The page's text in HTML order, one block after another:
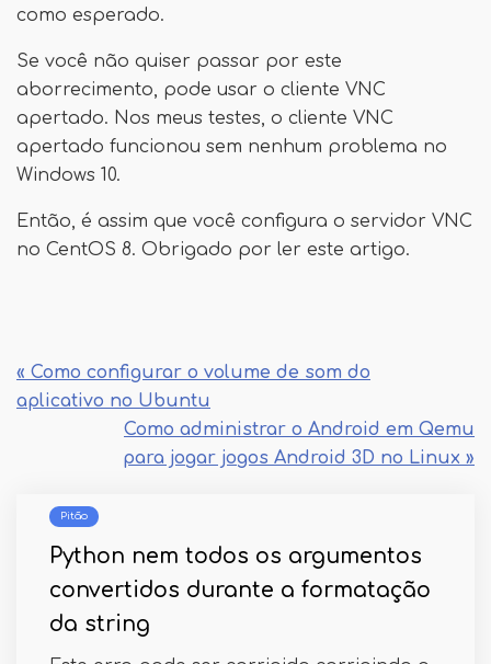
como esperado.
Se você não quiser passar por este
aborrecimento, pode usar o cliente VNC
apertado. Nos meus testes, o cliente VNC
apertado funcionou sem nenhum problema no
Windows 10.
Então, é assim que você configura o servidor VNC
no CentOS 8. Obrigado por ler este artigo.
« Como configurar o volume de som do
aplicativo no Ubuntu
Como administrar o Android em Qemu
para jogar jogos Android 3D no Linux »
Pitão
Python nem todos os argumentos
convertidos durante a formatação
da string